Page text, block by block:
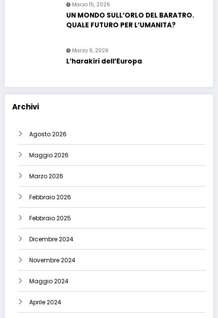
Marzo 15, 2026
UN MONDO SULL’ORLO DEL BARATRO.
QUALE FUTURO PER L’UMANITA?
Marzo 9, 2026
L’harakiri dell’Europa
Archivi
Agosto 2026
Maggio 2026
Marzo 2026
Febbraio 2026
Febbraio 2025
Dicembre 2024
Novembre 2024
Maggio 2024
Aprile 2024